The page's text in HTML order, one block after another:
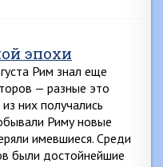
эпохи
Рим знал еще
— разные это
них получались
Риму новые
имевшиеся. Среди
были достойнейшие